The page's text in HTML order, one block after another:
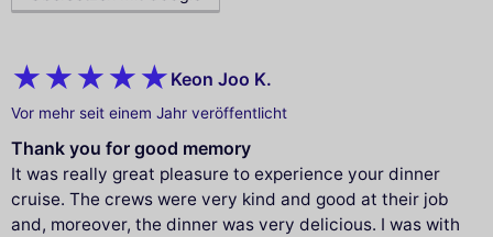
Keon Joo K.
Vor mehr seit einem Jahr veröffentlicht
Thank you for good memory
It was really great pleasure to experience your dinner
cruise. The crews were very kind and good at their job
and, moreover, the dinner was very delicious. I was with